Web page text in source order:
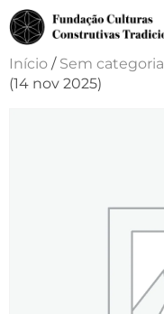
Início / Sem categoria
(14 nov 2025)